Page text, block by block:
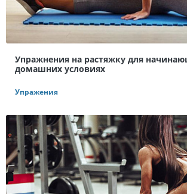
Упражнения на растяжку для
домашних условиях
Упражения